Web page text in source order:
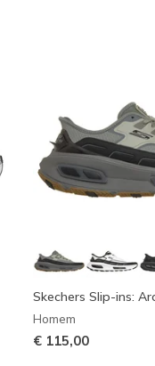
Skechers Slip-ins:
Homem
€ 115,00